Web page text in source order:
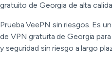
gratuito de Georgia de alta
Prueba VeePN sin riesgos. Es
de VPN gratuita de Georgia
y seguridad sin riesgo a largo